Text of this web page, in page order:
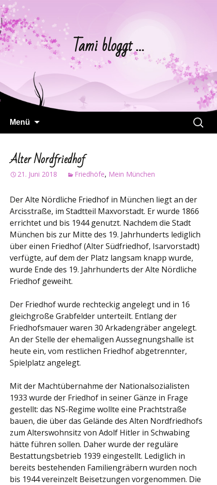
Tami bloggt …
Menü
Suchen
nach:
Alter Nordfriedhof
21. Juni 2018 Friedhöfe, Mein München
Der Alte Nördliche Friedhof in München liegt an der
Arcisstraße, im Stadtteil Maxvorstadt. Er wurde 1866
errichtet und bis 1944 genutzt. Nachdem die Stadt
München bis zur Mitte des 19. Jahrhunderts lediglich
über einen Friedhof (Alter Südfriedhof, Isarvorstadt)
verfügte, auf dem der Platz langsam knapp wurde,
wurde Ende des 19. Jahrhunderts der Alte Nördliche
Friedhof geweiht.
Der Friedhof wurde rechteckig angelegt und in 16
gleichgroße Grabfelder unterteilt. Entlang der
Friedhofsmauer waren 30 Arkadengräber angelegt.
An der Stelle der ehemaligen Aussegnungshalle ist
heute ein, vom restlichen Friedhof abgetrennter,
Spielplatz angelegt.
Mit der Machtübernahme der Nationalsozialisten
1933 wurde der Friedhof in seiner Gänze in Frage
gestellt: das NS-Regime wollte eine Prachtstraße
bauen, die über das Gelände des Alten Nordfriedhofs
zum Alterswohnsitz von Adolf Hitler in Schwabing
hätte führen sollen. Daher wurde der reguläre
Bestattungsbetrieb 1939 eingestellt. Lediglich in
bereits bestehenden Familiengräbern wurden noch
bis 1944 vereinzelt Beisetzungen vorgenommen. Die